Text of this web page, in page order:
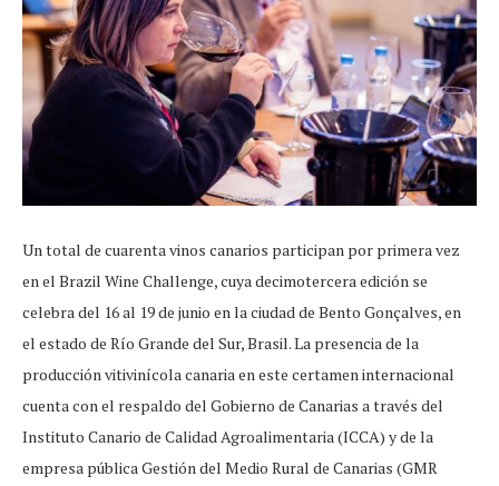
Un total de cuarenta vinos canarios participan por primera vez
en el Brazil Wine Challenge, cuya decimotercera edición se
celebra del 16 al 19 de junio en la ciudad de Bento Gonçalves, en
el estado de Río Grande del Sur, Brasil. La presencia de la
producción vitivinícola canaria en este certamen internacional
cuenta con el respaldo del Gobierno de Canarias a través del
Instituto Canario de Calidad Agroalimentaria (ICCA) y de la
empresa pública Gestión del Medio Rural de Canarias (GMR